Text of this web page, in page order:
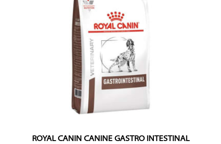
ROYAL CANIN CANINE GASTRO INTESTINAL